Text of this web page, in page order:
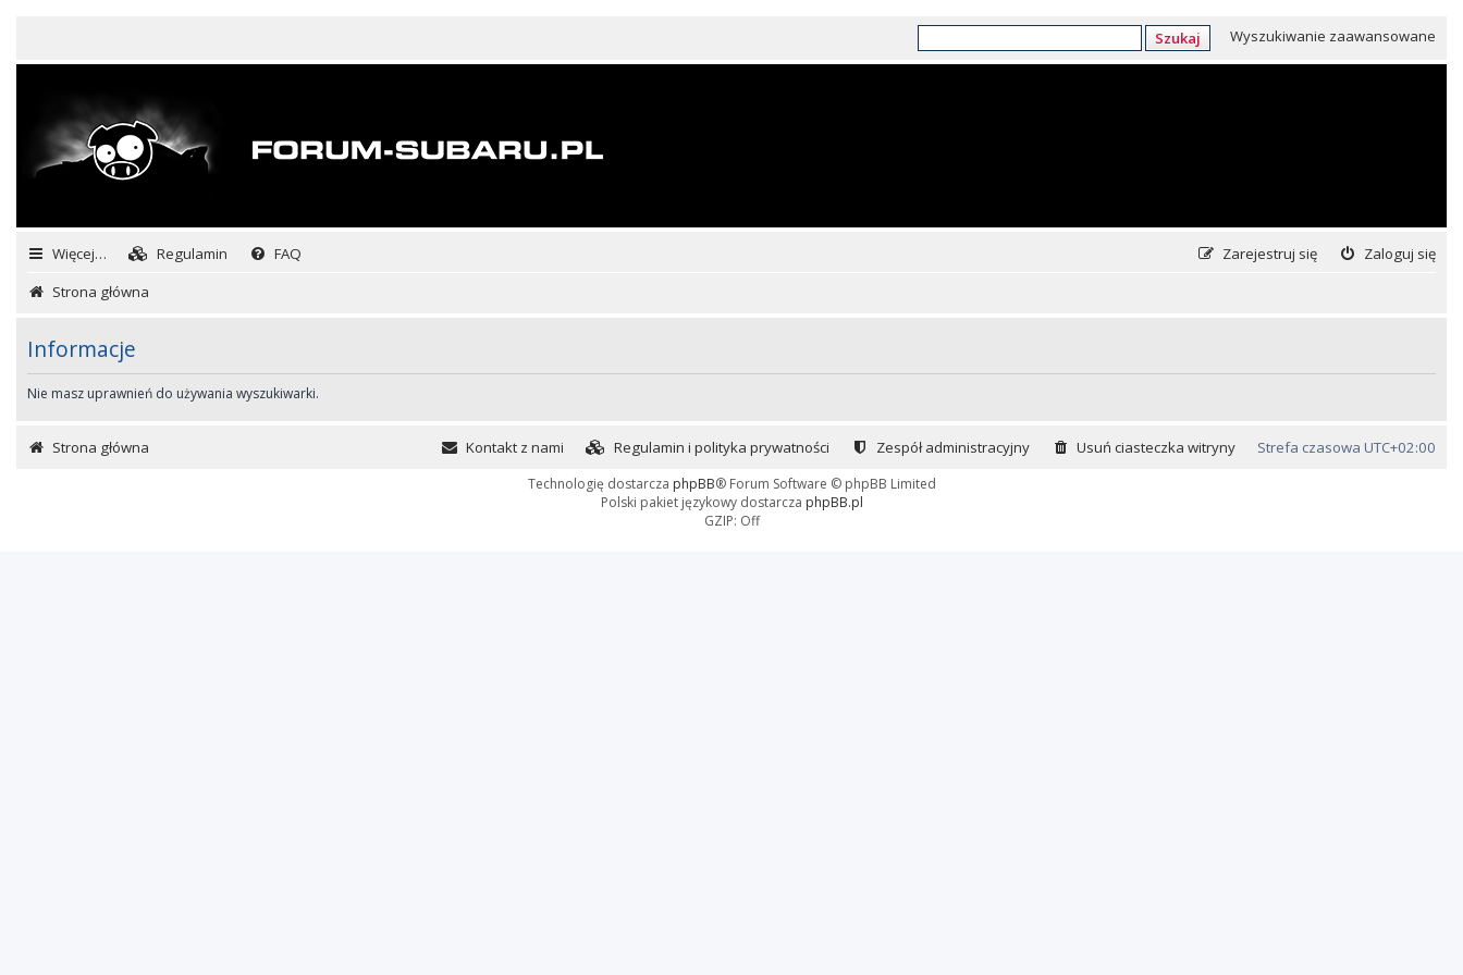
Szukaj Wyszukiwanie zaawansowane
Więcej… Regulamin FAQ Zaloguj się
Zarejestruj się
Strona główna
Informacje
Nie masz uprawnień do używania wyszukiwarki.
Strona główna Strefa czasowa UTC+02:00
Usuń ciasteczka witryny
Zespół administracyjny
Regulamin i polityka prywatności
Kontakt z nami
Technologię dostarcza phpBB® Forum Software © phpBB Limited
Polski pakiet językowy dostarcza phpBB.pl
GZIP: Off